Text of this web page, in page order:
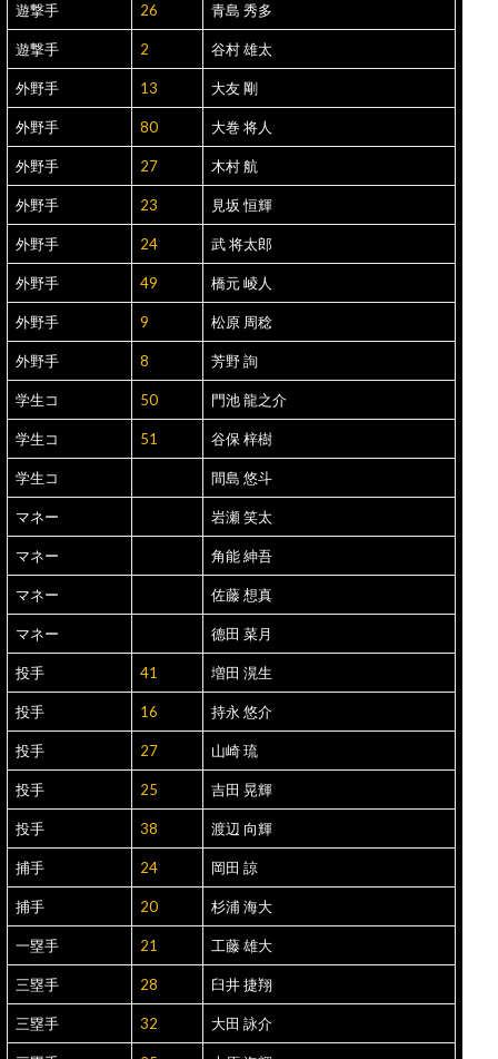
遊撃手 26 青島 秀多
遊撃手 2 谷村 雄太
外野手 13 大友 剛
外野手 80 大巻 将人
外野手 27 木村 航
外野手 23 見坂 恒輝
外野手 24 武 将太郎
外野手 49 橋元 崚人
外野手 9 松原 周稔
外野手 8 芳野 詢
学生コ 50 門池 龍之介
学生コ 51 谷保 梓樹
学生コ 間島 悠斗
マネー 岩瀬 笑太
マネー 角能 紳吾
マネー 佐藤 想真
マネー 德田 菜月
投手 41 増田 滉生
投手 16 持永 悠介
投手 27 山崎 琉
投手 25 吉田 晃輝
投手 38 渡辺 向輝
捕手 24 岡田 諒
捕手 20 杉浦 海大
一塁手 21 工藤 雄大
三塁手 28 臼井 捷翔
三塁手 32 大田 詠介